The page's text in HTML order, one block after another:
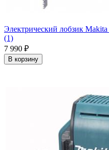
Электрический лобзик
(1)
7 990 ₽
В корзину